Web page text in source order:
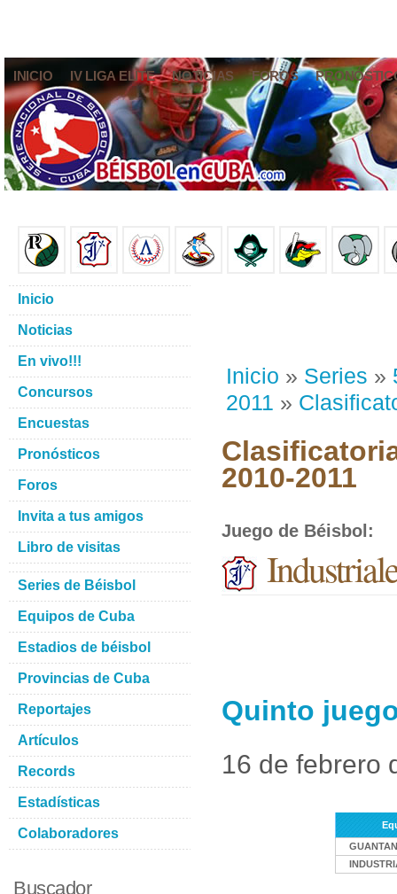
INICIO IV LIGA ELITE NOTICIAS FOROS
Inicio » Series »
2011 »
2010-2011
Juego de Béisbol :
Quinto
16 de febrero
Inicio
Noticias
En vivo!!!
Concursos
Encuestas
Pronósticos
Foros
Invita a tus amigos
Libro de visitas
Series de Béisbol
Equipos de Cuba
Estadios de béisbol
Provincias de Cuba
Reportajes
Artículos
Records
Estadísticas
Colaboradores
Buscador